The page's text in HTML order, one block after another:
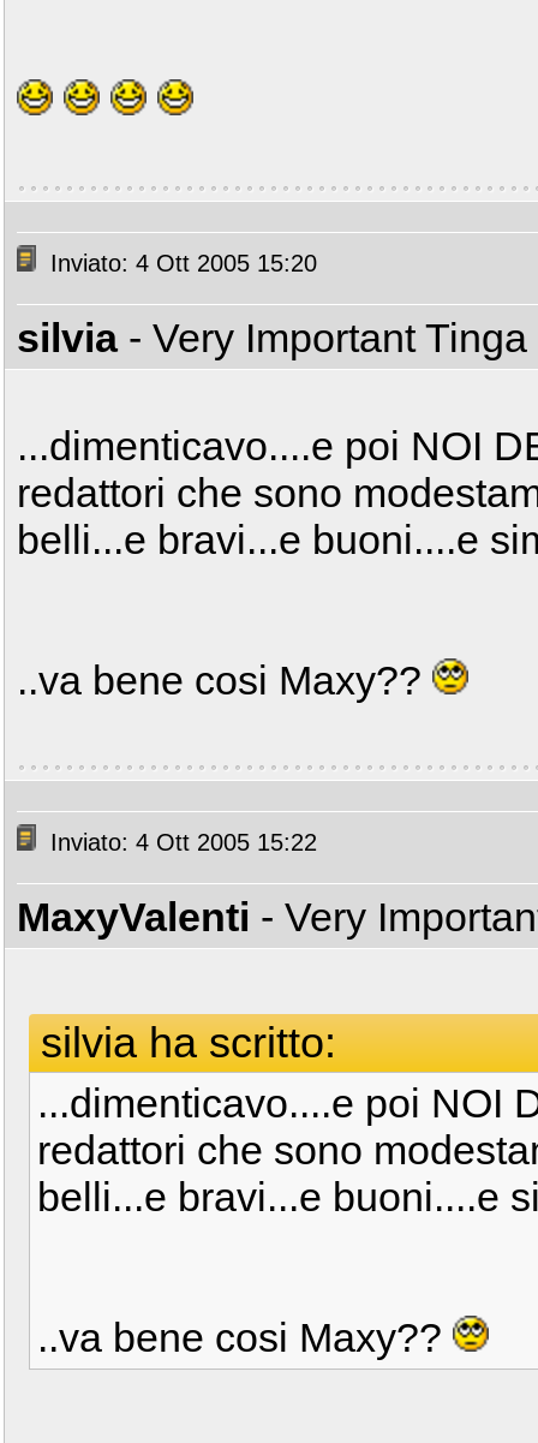
Inviato: 4 Ott 2005 15:20
silvia - Very Important Tinga
...dimenticavo....e poi NOI
redattori che sono
belli...e bravi...e buoni....e
..va bene cosi Maxy??
Inviato: 4 Ott 2005 15:22
MaxyValenti - Very
silvia ha scritto:
...dimenticavo....e poi NOI
redattori che sono
belli...e bravi...e buoni....e
..va bene cosi Maxy??